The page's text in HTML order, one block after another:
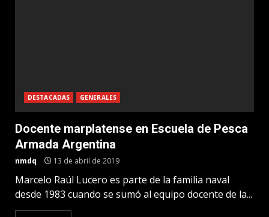
DESTACADAS GENERALES
Docente marplatense en Escuela de Pesca
Armada Argentina
nmdq 13 de abril de 2019
Marcelo Raúl Lucero es parte de la familia naval
desde 1983 cuando se sumó al equipo docente de la...